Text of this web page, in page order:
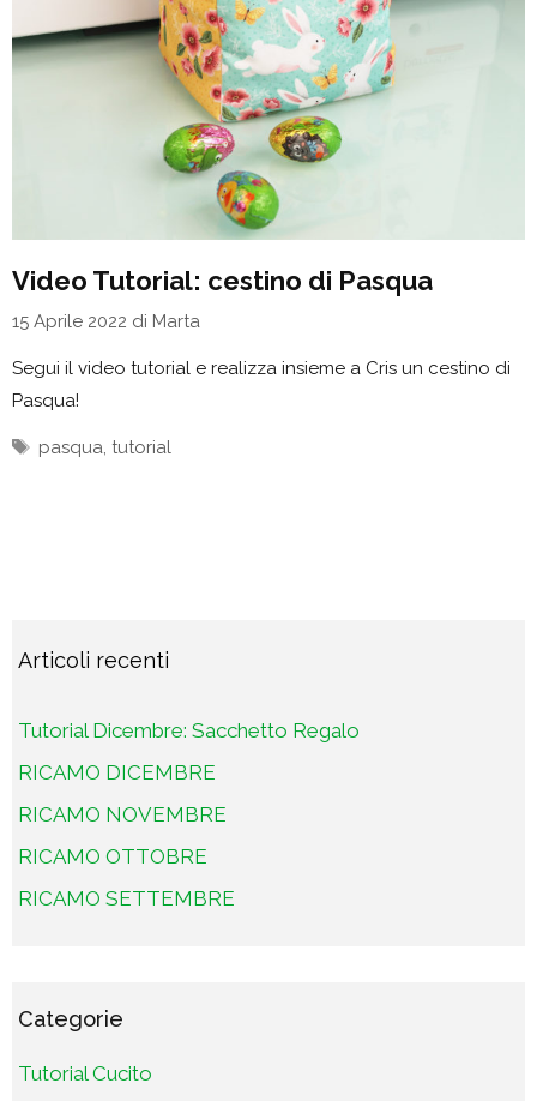
Video Tutorial: cestino di Pasqua
15 Aprile 2022 di Marta
Segui il video tutorial e realizza insieme a Cris un cestino di
Pasqua!
Tag
pasqua tutorial
Articoli recenti
Tutorial Dicembre: Sacchetto Regalo
RICAMO DICEMBRE
RICAMO NOVEMBRE
RICAMO OTTOBRE
RICAMO SETTEMBRE
Categorie
Tutorial Cucito